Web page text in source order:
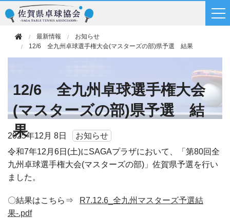
最新情報
お知らせ
12/6 全九州卓球選手権大会(マスターズの部)県予選 結果
12/6 全九州卓球選手権大会
(マスターズの部)県予選 結
果
2025年12月 8日
お知らせ
令和7年12月6日(土)にSAGAプラザにおいて、「第80回全
九州卓球選手権大会(マスターズの部)」佐賀県予選を行い
ました。
〇結果はこちら⇒
R7.12.6_全九州マスターズ予選結
果-.pdf